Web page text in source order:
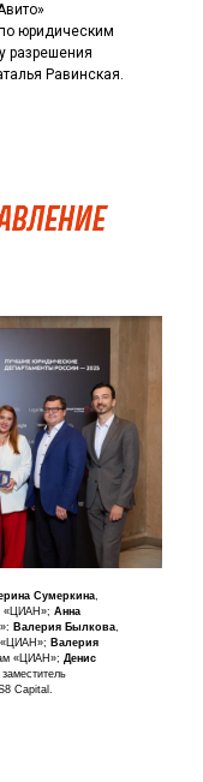
юридическим
разрешения
Равинская.
Сумеркина,
«ЦИАН»; Анна
Валерия Былкова,
«ЦИАН»;
Валерия
«ЦИАН»; Денис
Capital.